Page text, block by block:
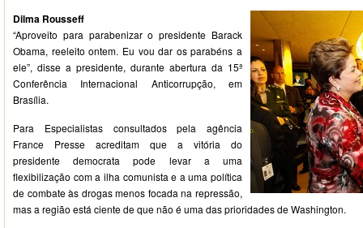
Dilma Rousseff
“Aproveito para parabenizar o presidente Barack
Obama, reeleito ontem. Eu vou dar os parabéns a
ele”, disse a presidente, durante abertura da 15ª
Conferência Internacional Anticorrupção, em
Brasília.
Para Especialistas consultados pela agência
France Presse acreditam que a vitória do
presidente democrata pode levar a uma
flexibilização com a ilha comunista e a uma política
de combate às drogas menos focada na repressão,
mas a região está ciente de que não é uma das prioridades de Washington.